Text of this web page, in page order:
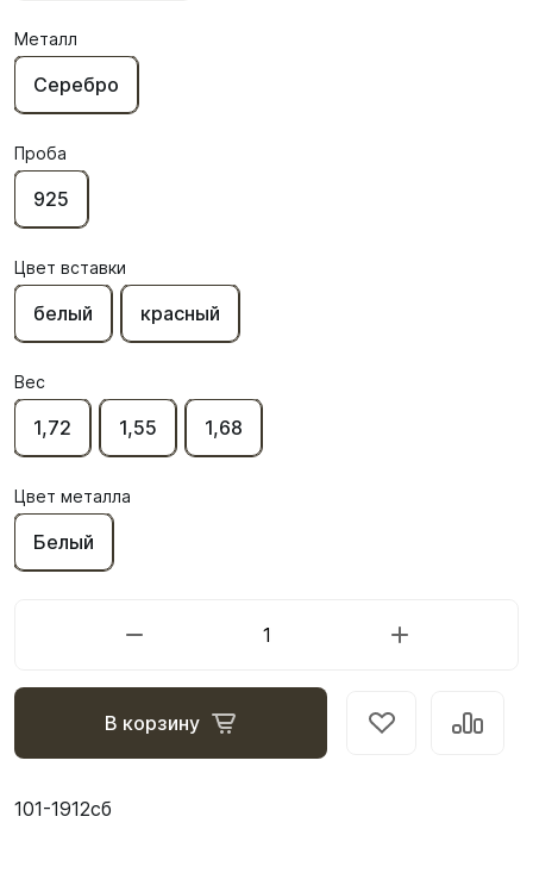
Металл
Серебро
Проба
925
Цвет вставки
белый красный
Вес
1,72 1,55 1,68
Цвет металла
Белый
В корзину
101-1912сб